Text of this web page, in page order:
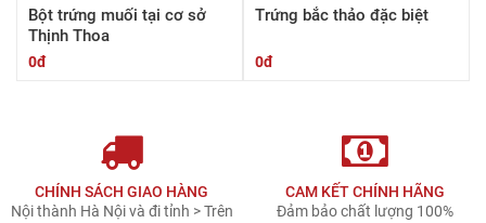
Bột trứng muối tại cơ sở
Thịnh Thoa
0đ
Trứng bắc thảo đặc biệt
0đ
CHÍNH SÁCH GIAO HÀNG
Nội thành Hà Nội và đi tỉnh > Trên
CAM KẾT CHÍNH HÃNG
Đảm bảo chất lượng 100%